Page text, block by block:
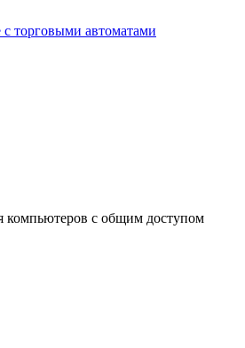
компьютеров с общим доступом